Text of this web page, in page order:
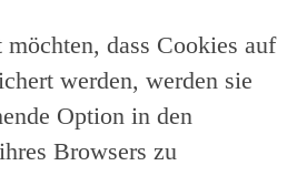
dass Cookies auf
werden, werden sie
Option in den
Browsers zu